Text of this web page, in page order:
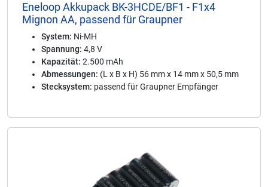
Eneloop Akkupack BK-3HCDE/BF1 - F1x4
Mignon AA, passend für Graupner
System: Ni-MH
Spannung: 4,8 V
Kapazität: 2.500 mAh
Abmessungen: (L x B x H) 56 mm x 14 mm x 50,5 mm
Stecksystem: passend für Graupner Empfänger